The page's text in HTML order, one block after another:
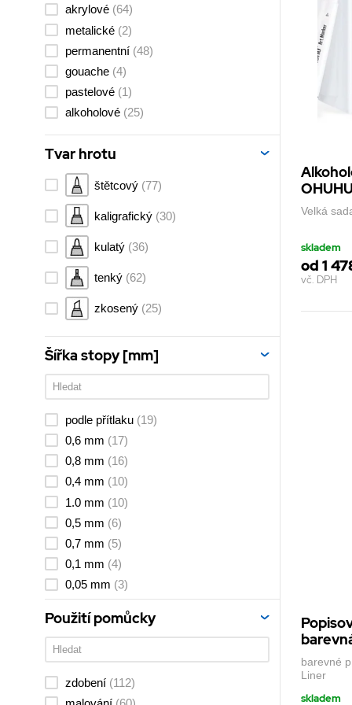
120 (1)
akrylové (64)
metalické (2)
permanentní (48)
gouache (4)
pastelové (1)
alkoholové (25)
Tvar hrotu
štětcový (77)
kaligrafický (30)
kulatý (36)
tenký (62)
zkosený (25)
Šířka stopy [mm]
podle přítlaku (19)
0,6 mm (17)
0,8 mm (16)
0,4 mm (10)
1.0 mm (10)
0,5 mm (6)
0,7 mm (5)
0,1 mm (4)
0,05 mm (3)
2.0 mm (2)
0,2 mm
Použití pomůcky
zdobení (112)
Velká
skladem
od 1
vč. DPH
barevné
Liner
skladem